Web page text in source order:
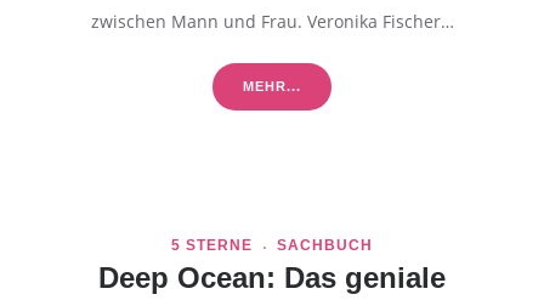
zwischen Mann und Frau. Veronika Fischer…
MEHR...
5 STERNE SACHBUCH
Deep Ocean: Das geniale